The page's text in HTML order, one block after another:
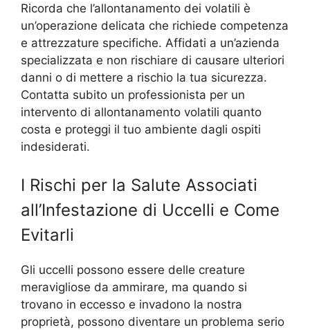
Ricorda che l’allontanamento dei volatili è
un’operazione delicata che richiede competenza
e attrezzature specifiche. Affidati a un’azienda
specializzata e non rischiare di causare ulteriori
danni o di mettere a rischio la tua sicurezza.
Contatta subito un professionista per un
intervento di allontanamento volatili quanto
costa e proteggi il tuo ambiente dagli ospiti
indesiderati.
I Rischi per la Salute Associati
all’Infestazione di Uccelli e Come
Evitarli
Gli uccelli possono essere delle creature
meravigliose da ammirare, ma quando si
trovano in eccesso e invadono la nostra
proprietà, possono diventare un problema serio